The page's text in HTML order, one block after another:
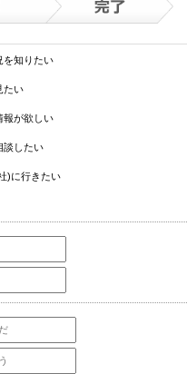
を知りたい
たい
報が欲しい
談したい
)に行きたい